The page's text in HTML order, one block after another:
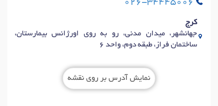
026-34445006
کرج
جهانشهر، میدان مدنی، رو به روی اورژانس بیمارستان،
ساختمان فراز، طبقه دوم، واحد 6
نمایش آدرس بر روی نقشه